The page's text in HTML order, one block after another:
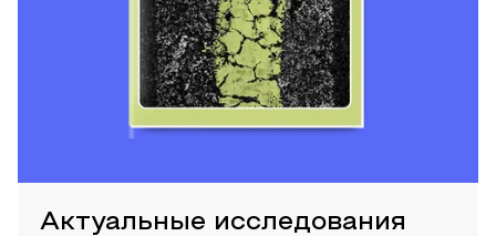
Актуальные исследования